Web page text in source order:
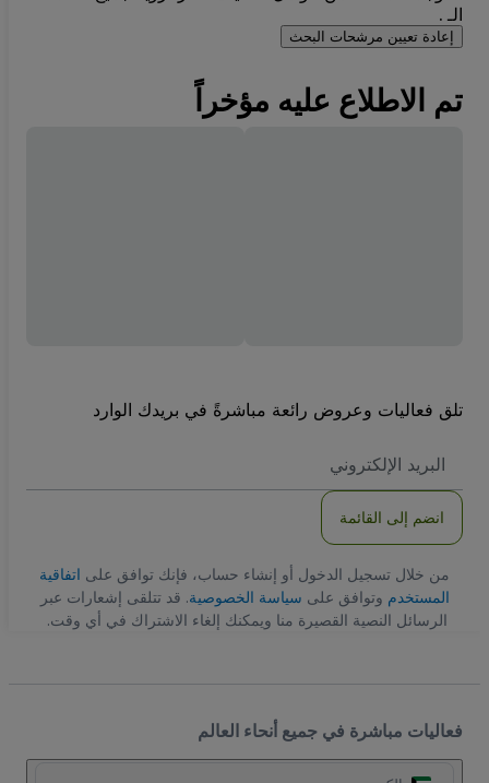
الـ .
إعادة تعيين مرشحات البحث
تم الاطلاع عليه مؤخراً
تلق فعاليات وعروض رائعة مباشرةً في بريدك الوارد
الاكتروني
انضم إلى القائمة
من خلال تسجيل الدخول أو إنشاء حساب، فإنك توافق على اتفاقية
المستخدم وتوافق على سياسة الخصوصية. قد تتلقى إشعارات عبر
الرسائل النصية القصيرة منا ويمكنك إلغاء الاشتراك في أي وقت.
فعاليات مباشرة في جميع أنحاء العالم